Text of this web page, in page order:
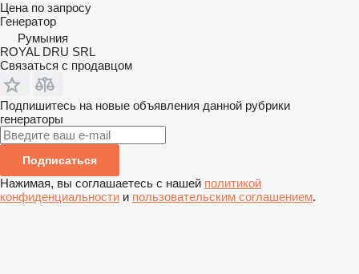
Цена по запросу
Генератор
Румыния
ROYAL DRU SRL
Связаться с продавцом
Подпишитесь на новые объявления данной рубрики
генераторы
Подписаться
Нажимая, вы соглашаетесь с нашей политикой
конфиденциальности и пользовательским соглашением.